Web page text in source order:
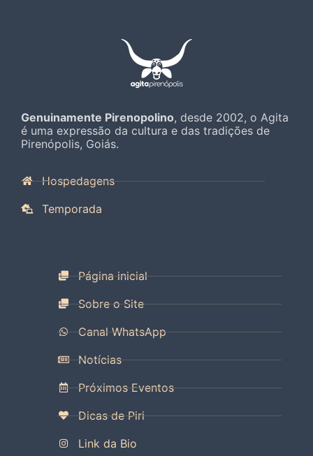
Genuinamente Pirenopolino, desde 2002, o Agita
é uma expressão da cultura e das tradições de
Pirenópolis, Goiás.
Hospedagens
Temporada
Página inicial
Sobre o Site
Canal WhatsApp
Notícias
Próximos Eventos
Dicas de Piri
Link da Bio